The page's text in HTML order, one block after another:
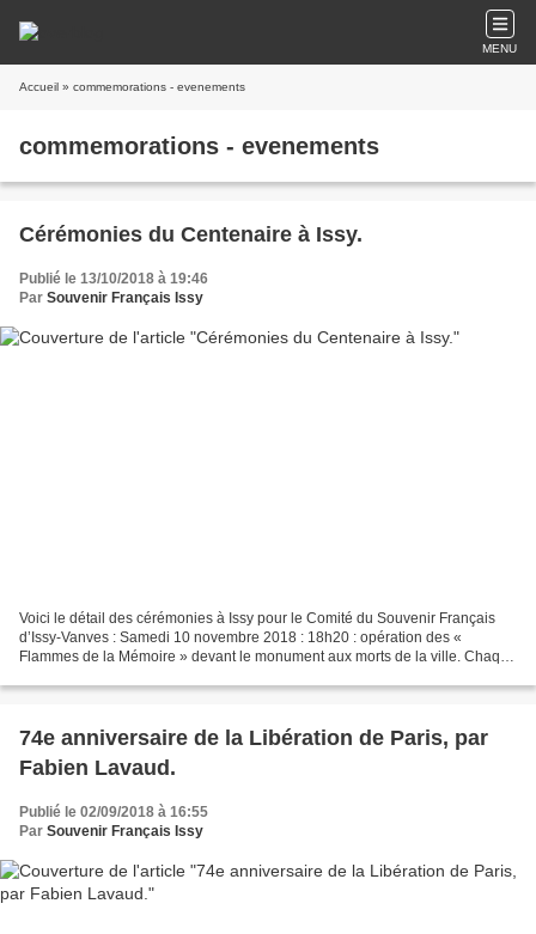
MENU
Accueil » commemorations - evenements
commemorations - evenements
Cérémonies du Centenaire à Issy.
Publié le 13/10/2018 à 19:46
Par Souvenir Français Issy
Voici le détail des cérémonies à Issy pour le Comité du Souvenir Français
d’Issy-Vanves : Samedi 10 novembre 2018 : 18h20 : opération des «
Flammes de la Mémoire » devant le monument aux morts de la ville. Chaque
74e anniversaire de la Libération de Paris, par
Fabien Lavaud.
Publié le 02/09/2018 à 16:55
Par Souvenir Français Issy